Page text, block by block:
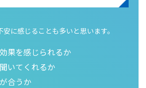
に感じることも多いと思います。
果を感じられるか
いてくれるか
合うか